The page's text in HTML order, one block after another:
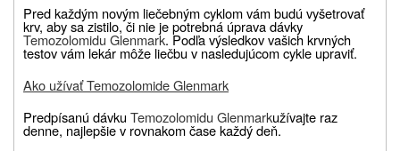
Pred každým novým liečebným cyklom vám budú vyšetrovať
krv, aby sa zistilo, či nie je potrebná úprava dávky
Temozolomidu Glenmark. Podľa výsledkov vašich krvných
testov vám lekár môže liečbu v nasledujúcom cykle upraviť.
Ako užívať Temozolomide Glenmark
Predpísanú dávku Temozolomidu Glenmarkužívajte raz
denne, najlepšie v rovnakom čase každý deň.